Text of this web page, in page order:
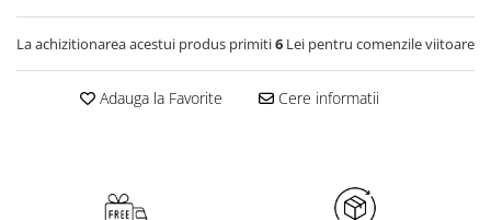
La achizitionarea acestui produs primiti6 Lei pentru comenzile viitoare
Adauga la Favorite Cere informatii